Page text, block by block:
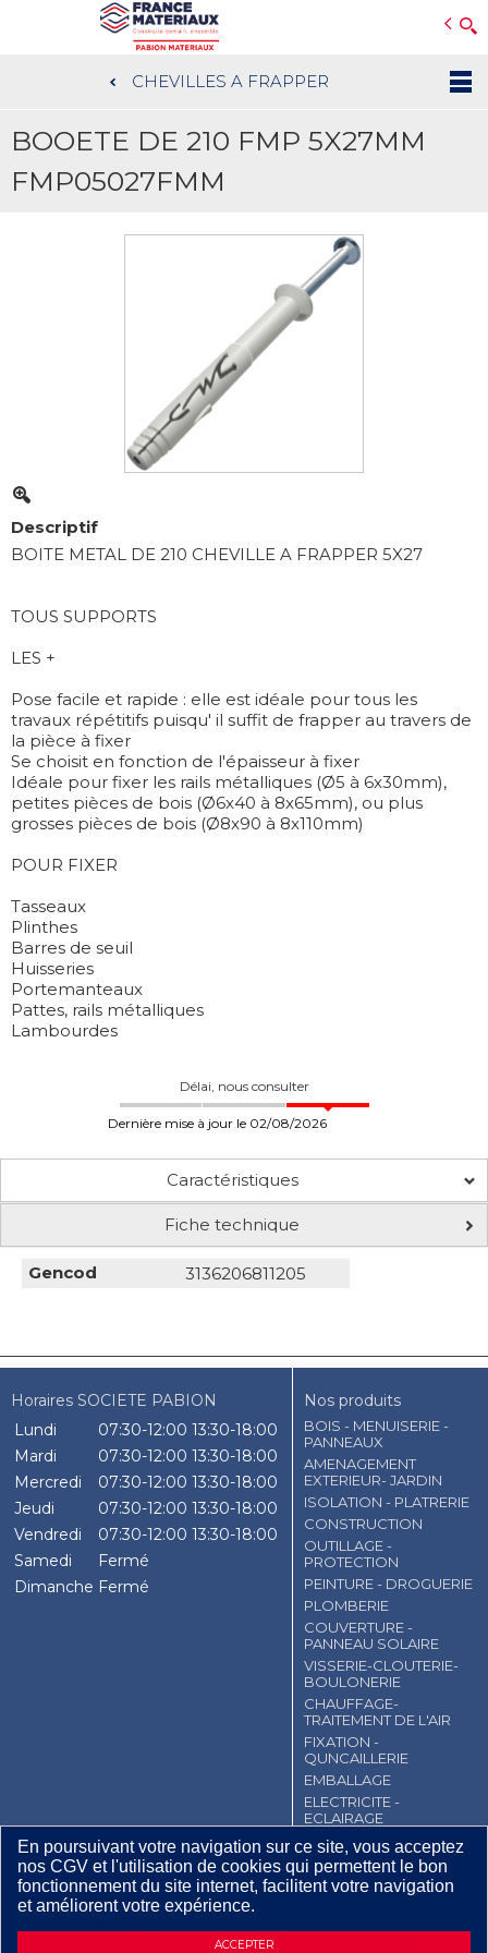
ACCEPTER
En poursuivant votre navigation sur ce site, vous acceptez
nos CGV et l'utilisation de cookies qui permettent le bon
fonctionnement du site internet, facilitent votre navigation
et améliorent votre expérience.
au
contenu
CHEVILLES A FRAPPER
BOOETE DE 210 FMP 5X27MM
FMP05027FMM
Descriptif
BOITE METAL DE 210 CHEVILLE A FRAPPER 5X27
TOUS SUPPORTS
LES +
Pose facile et rapide : elle est idéale pour tous les
travaux répétitifs puisqu' il suffit de frapper au travers de
la pièce à fixer
Se choisit en fonction de l'épaisseur à fixer
Idéale pour fixer les rails métalliques (Ø5 à 6x30mm),
petites pièces de bois (Ø6x40 à 8x65mm), ou plus
grosses pièces de bois (Ø8x90 à 8x110mm)
POUR FIXER
Tasseaux
Plinthes
Barres de seuil
Huisseries
Portemanteaux
Pattes, rails métalliques
Lambourdes
Délai, nous consulter
Dernière mise à jour le 02/08/2026
19,04€TTC / BTE
Caractéristiques
Fiche technique
Gencod 3136206811205
Horaires SOCIETE PABION
Lundi
07:30-12:00 13:30-18:00
Mardi
07:30-12:00 13:30-18:00
Mercredi
07:30-12:00 13:30-18:00
Jeudi
07:30-12:00 13:30-18:00
Vendredi
07:30-12:00 13:30-18:00
Samedi
Fermé
Dimanche Fermé
Nos produits
BOIS - MENUISERIE -
PANNEAUX
AMENAGEMENT
EXTERIEUR- JARDIN
ISOLATION - PLATRERIE
CONSTRUCTION
OUTILLAGE -
PROTECTION
PEINTURE - DROGUERIE
PLOMBERIE
COUVERTURE -
PANNEAU SOLAIRE
VISSERIE-CLOUTERIE-
BOULONERIE
CHAUFFAGE-
TRAITEMENT DE L'AIR
FIXATION -
QUNCAILLERIE
EMBALLAGE
ELECTRICITE -
ECLAIRAGE
CGV Contact
Mentions légales
Plan du site